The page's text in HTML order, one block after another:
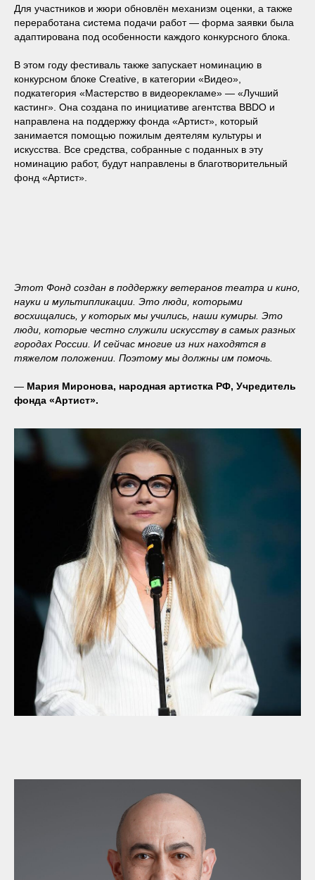
Для участников и жюри обновлён механизм оценки, а также
переработана система подачи работ — форма заявки была
адаптирована под особенности каждого конкурсного блока.
В этом году фестиваль также запускает номинацию в
конкурсном блоке Creative, в категории «Видео»,
подкатегория «Мастерство в видеорекламе» — «Лучший
кастинг». Она создана по инициативе агентства BBDO и
направлена на поддержку фонда «Артист», который
занимается помощью пожилым деятелям культуры и
искусства. Все средства, собранные с поданных в эту
номинацию работ, будут направлены в благотворительный
фонд «Артист».
Этот Фонд создан в поддержку ветеранов театра и кино,
науки и мультипликации. Это люди, которыми
восхищались, у которых мы учились, наши кумиры. Это
люди, которые честно служили искусству в самых разных
городах России. И сейчас многие из них находятся в
тяжелом положении. Поэтому мы должны им помочь.
— Мария Миронова, народная артистка РФ, Учредитель
фонда «Артист».